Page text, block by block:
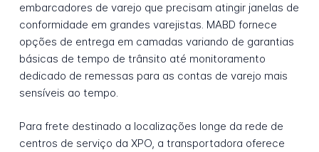
embarcadores de varejo que precisam atingir janelas de
conformidade em grandes varejistas. MABD fornece
opções de entrega em camadas variando de garantias
básicas de tempo de trânsito até monitoramento
dedicado de remessas para as contas de varejo mais
sensíveis ao tempo.
Para frete destinado a localizações longe da rede de
centros de serviço da XPO, a transportadora oferece